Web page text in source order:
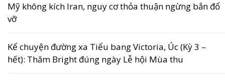
Mỹ không kích Iran, nguy cơ thỏa thuận ngừng bắn đổ
vỡ
Kể chuyện đường xa Tiểu bang Victoria, Úc (Kỳ 3 –
hết): Thăm Bright đúng ngày Lễ hội Mùa thu